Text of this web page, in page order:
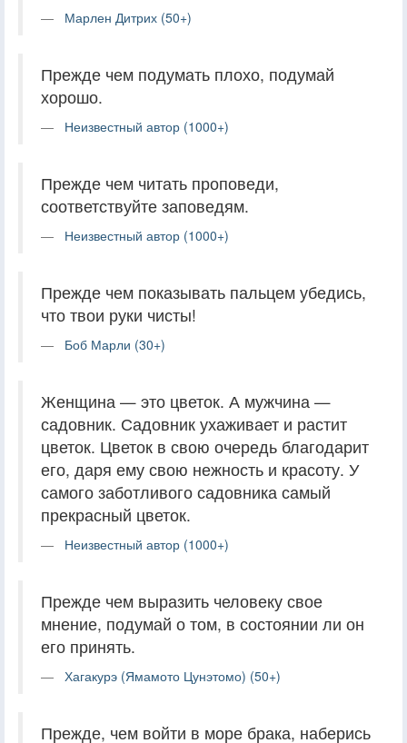
Марлен Дитрих (50+)
Прежде чем подумать плохо, подумай
хорошо.
Неизвестный автор (1000+)
Прежде чем читать проповеди,
соответствуйте заповедям.
Неизвестный автор (1000+)
Прежде чем показывать пальцем убедись,
что твои руки чисты!
Боб Марли (30+)
Женщина — это цветок. А мужчина —
садовник. Садовник ухаживает и растит
цветок. Цветок в свою очередь благодарит
его, даря ему свою нежность и красоту. У
самого заботливого садовника самый
прекрасный цветок.
Неизвестный автор (1000+)
Прежде чем выразить человеку свое
мнение, подумай о том, в состоянии ли он
его принять.
Хагакурэ (Ямамото Цунэтомо) (50+)
Прежде, чем войти в море брака, наберись